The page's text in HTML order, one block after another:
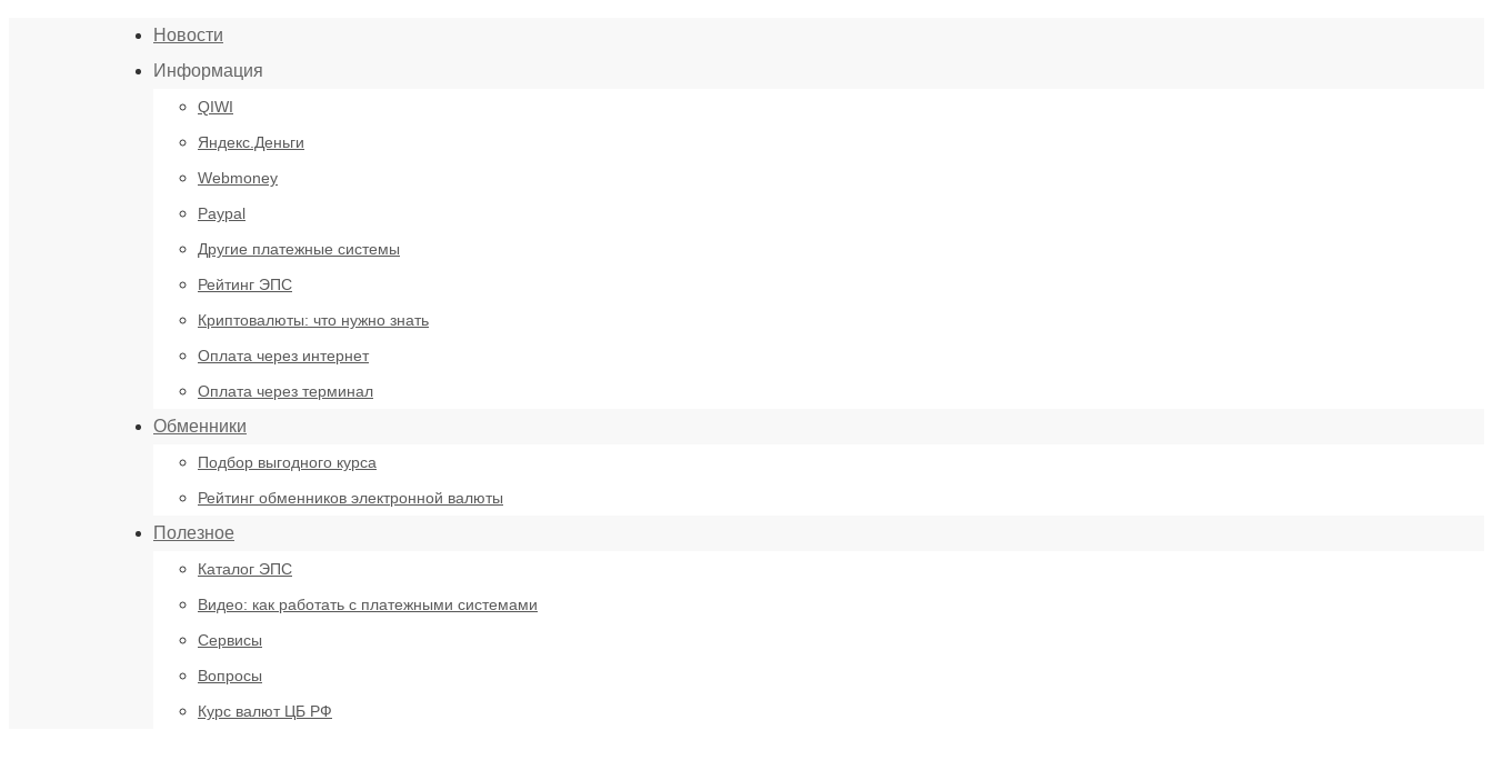
Новости
Информация
QIWI
Яндекс.Деньги
Webmoney
Paypal
Другие платежные системы
Рейтинг ЭПС
Криптовалюты: что нужно знать
Оплата через интернет
Оплата через терминал
Обменники
Подбор выгодного курса
Рейтинг обменников электронной валюты
Полезное
Каталог ЭПС
Видео: как работать с платежными системами
Сервисы
Вопросы
Курс валют ЦБ РФ